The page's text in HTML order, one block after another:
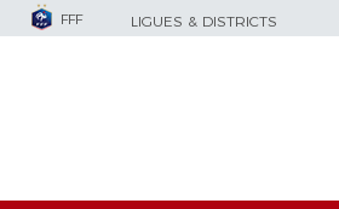
FFF LIGUES & DISTRICTS